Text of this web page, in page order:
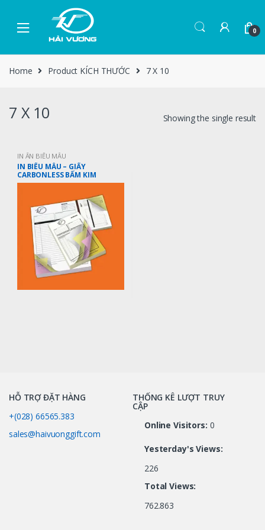
0
Home Product KÍCH THƯỚC 7 X 10
7 X 10 Showing the single result
IN ẤN BIỂU MẪU
IN BIỂU MẪU – GIẤY
CARBONLESS BẤM KIM
HỖ TRỢ ĐẶT HÀNG
+(028) 66565.383
sales@haivuonggift.com
THỐNG KÊ LƯỢT TRUY
CẬP
Online Visitors: 0
Yesterday's Views:
226
Total Views:
762.863